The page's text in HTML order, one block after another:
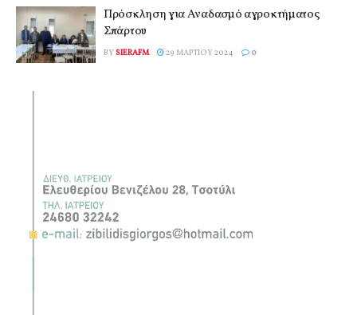
Πρόσκληση για Αναδασμό αγροκτήματος
Σπάρτου
BY SIERAFM 29 ΜΑΡΤΊΟΥ 2024 0